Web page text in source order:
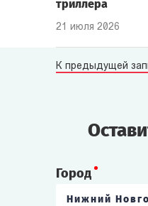
триллера
21 июля 2026
К предыдущей
Город
Нижний